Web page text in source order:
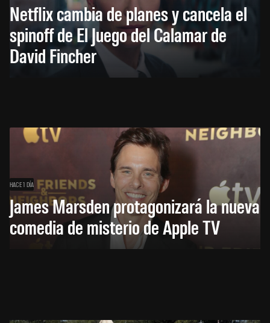
Netflix cambia de planes y cancela el
spinoff de El Juego del Calamar de
David Fincher
HACE 1 DÍA
James Marsden protagonizará la nueva
comedia de misterio de Apple TV